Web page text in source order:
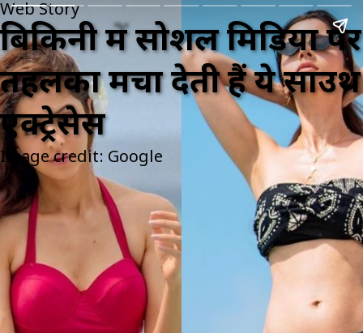
Web Story
बिकिनी में सोशल मिडिया पर
तहलका मचा देती हैं ये साउथ
एक्ट्रेसेस
Image credit: Google